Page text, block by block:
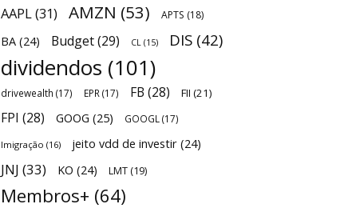
AAPL(31) AMZN (53) APTS (18)
BA (24) Budget(29) CL (15) DIS (42)
dividendos (101)
drivewealth (17) EPR (17) FB (28) FII (21)
FPI (28) GOOG (25) GOOGL (17)
Imigração (16) jeito vdd de investir (24)
JNJ (33) KO (24) LMT (19)
Membros+ (64)